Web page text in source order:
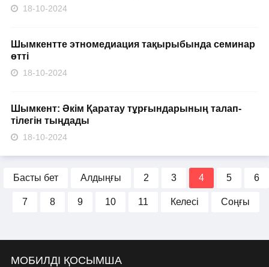
18-10-2024
Шымкентте этномедиация тақырыбында семинар
өтті
18-10-2024
Шымкент: Әкім Қаратау тұрғындарының талап-
тілегін тыңдады
18-10-2024
Басты бет Алдыңғы 2 3 4 5 6
7 8 9 10 11 Келесі Соңғы
МОБИЛДІ ҚОСЫМША